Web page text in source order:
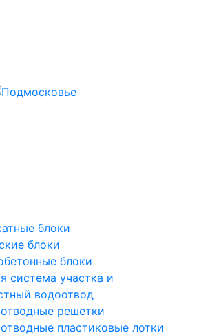
блоки
блоки
блоки
система участка и
водоотвод
решетки
пластиковые лотки